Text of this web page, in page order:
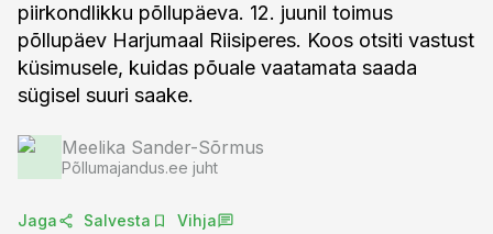
piirkondlikku põllupäeva. 12. juunil toimus
põllupäev Harjumaal Riisiperes. Koos otsiti vastust
küsimusele, kuidas põuale vaatamata saada
sügisel suuri saake.
Meelika Sander-Sõrmus
Põllumajandus.ee juht
Jaga Salvesta Vihja